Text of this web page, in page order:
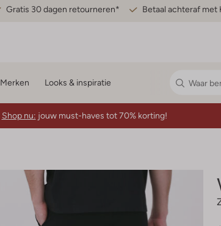
Gratis 30 dagen retourneren* Betaal achteraf met
Merken Looks & inspiratie
Shop nu: jouw must-haves tot 70% korting!